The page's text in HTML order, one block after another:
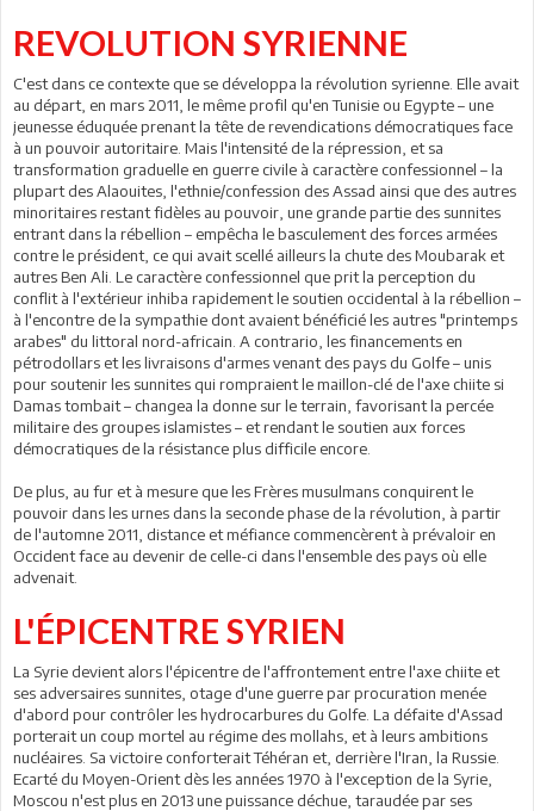
REVOLUTION SYRIENNE
C'est dans ce contexte que se développa la révolution syrienne. Elle avait
au départ, en mars 2011, le même profil qu'en Tunisie ou Egypte – une
jeunesse éduquée prenant la tête de revendications démocratiques face
à un pouvoir autoritaire. Mais l'intensité de la répression, et sa
transformation graduelle en guerre civile à caractère confessionnel – la
plupart des Alaouites, l'ethnie/confession des Assad ainsi que des autres
minoritaires restant fidèles au pouvoir, une grande partie des sunnites
entrant dans la rébellion – empêcha le basculement des forces armées
contre le président, ce qui avait scellé ailleurs la chute des Moubarak et
autres Ben Ali. Le caractère confessionnel que prit la perception du
conflit à l'extérieur inhiba rapidement le soutien occidental à la rébellion –
à l'encontre de la sympathie dont avaient bénéficié les autres "printemps
arabes" du littoral nord-africain. A contrario, les financements en
pétrodollars et les livraisons d'armes venant des pays du Golfe – unis
pour soutenir les sunnites qui rompraient le maillon-clé de l'axe chiite si
Damas tombait – changea la donne sur le terrain, favorisant la percée
militaire des groupes islamistes – et rendant le soutien aux forces
démocratiques de la résistance plus difficile encore.
De plus, au fur et à mesure que les Frères musulmans conquirent le
pouvoir dans les urnes dans la seconde phase de la révolution, à partir
de l'automne 2011, distance et méfiance commencèrent à prévaloir en
Occident face au devenir de celle-ci dans l'ensemble des pays où elle
advenait.
L'ÉPICENTRE SYRIEN
La Syrie devient alors l'épicentre de l'affrontement entre l'axe chiite et
ses adversaires sunnites, otage d'une guerre par procuration menée
d'abord pour contrôler les hydrocarbures du Golfe. La défaite d'Assad
porterait un coup mortel au régime des mollahs, et à leurs ambitions
nucléaires. Sa victoire conforterait Téhéran et, derrière l'Iran, la Russie.
Ecarté du Moyen-Orient dès les années 1970 à l'exception de la Syrie,
Moscou n'est plus en 2013 une puissance déchue, taraudée par ses